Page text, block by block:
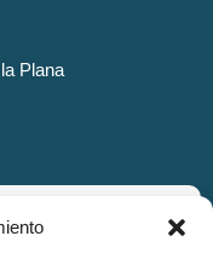
Plana